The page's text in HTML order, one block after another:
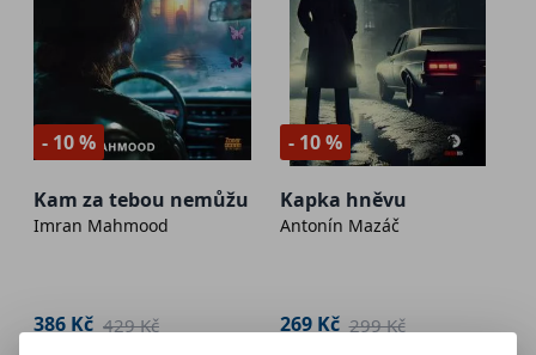
- 10 %
Kam za tebou nemůžu
Imran Mahmood
386 Kč 429 Kč
- 10 %
Kapka hněvu
Antonín Mazáč
269 Kč 299 Kč